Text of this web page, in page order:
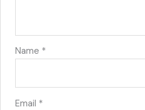
Name *
Email *